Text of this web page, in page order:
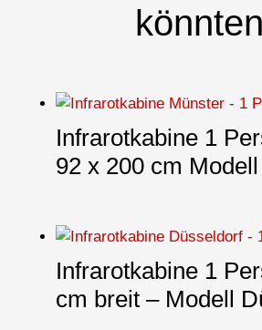
Infrarotkabine 1
92 x 200 cm
Infrarotkabine 1
cm breit – Modell